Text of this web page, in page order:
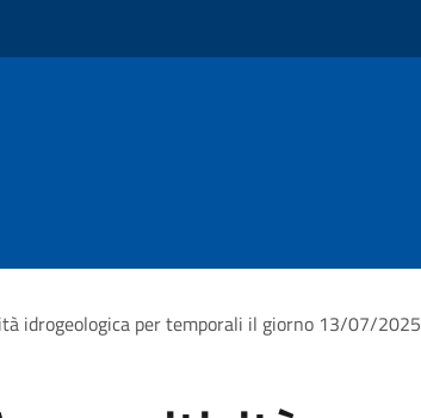
idrogeologica per temporali il giorno 13/07/2025